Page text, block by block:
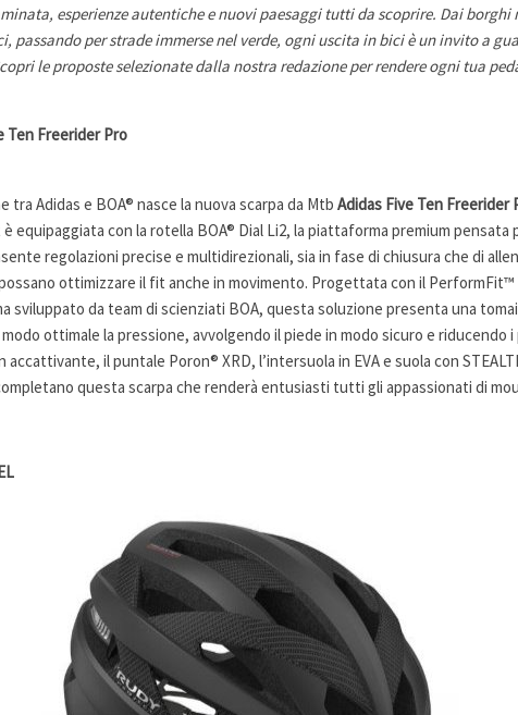
esperienze autentiche e nuovi paesaggi tutti da scoprire. Dai borghi
passando per strade immerse nel verde, ogni uscita in bici è un invito a
le proposte selezionate dalla nostra redazione per rendere ogni tua
Ten Freerider Pro
tra Adidas e BOA® nasce la nuova scarpa da Mtb Adidas Five Ten Freerider
equipaggiata con la rotella BOA® Dial Li2, la piattaforma premium pensata
regolazioni precise e multidirezionali, sia in fase di chiusura che di
ottimizzare il fit anche in movimento. Progettata con il PerformFit™
sviluppato da team di scienziati BOA, questa soluzione presenta una
ottimale la pressione, avvolgendo il piede in modo sicuro e riducendo
accattivante, il puntale Poron® XRD, l’intersuola in EVA e suola con
questa scarpa che renderà entusiasti tutti gli appassionati di